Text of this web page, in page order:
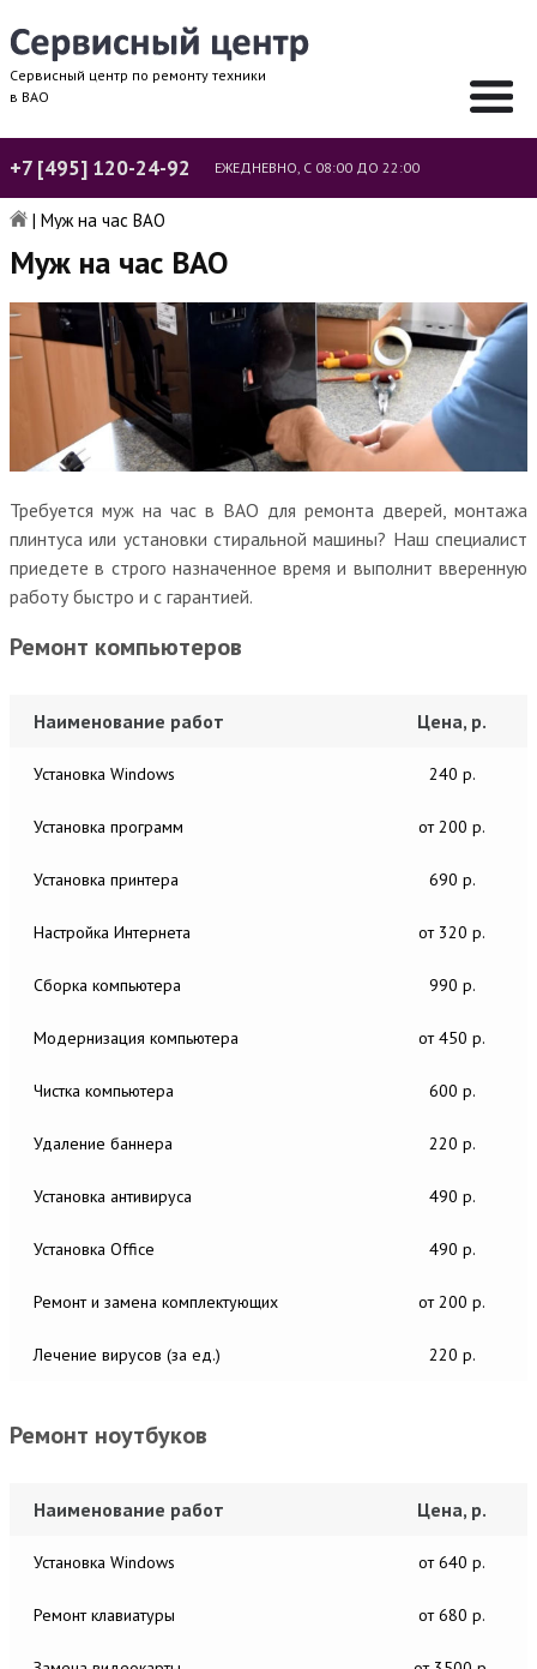
Сервисный центр по ремонту техники
в ВАО
+7 [495] 120-24-92 ЕЖЕДНЕВНО, С 08:00 ДО 22:00
| Муж на час ВАО
Муж на час ВАО
Требуется муж на час в ВАО для ремонта дверей, монтажа
плинтуса или установки стиральной машины? Наш специалист
приедете в строго назначенное время и выполнит вверенную
работу быстро и с гарантией.
Ремонт компьютеров
Наименование работ Цена, р.
Установка Windows 240 р.
Установка программ от 200 р.
Установка принтера 690 р.
Настройка Интернета от 320 р.
Сборка компьютера 990 р.
Модернизация компьютера от 450 р.
Чистка компьютера 600 р.
Удаление баннера 220 р.
Установка антивируса 490 р.
Установка Office 490 р.
Ремонт и замена комплектующих от 200 р.
Лечение вирусов (за ед.) 220 р.
Ремонт ноутбуков
Наименование работ Цена, р.
Установка Windows от 640 р.
Ремонт клавиатуры от 680 р.